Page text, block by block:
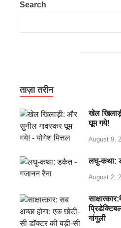
Search
ताज़ा तरीन
खेल
घूम गये!
August 9,
लघु-कथा:
August 2,
गांगुली